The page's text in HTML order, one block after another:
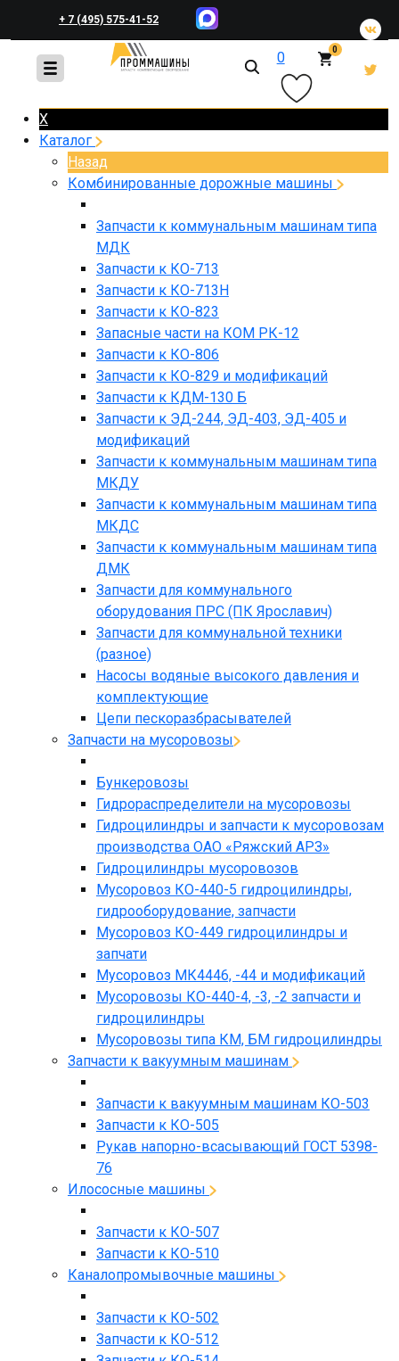
+ 7 (495) 575-41-52
+ 7 (495) 648-45-83 0 0
X
Каталог
Назад
Комбинированные дорожные машины
Запчасти к коммунальным машинам типа
МДК
Запчасти к КО-713
Запчасти к КО-713Н
Запчасти к КО-823
Запасные части на КОМ РК-12
Запчасти к КО-806
Запчасти к КО-829 и модификаций
Запчасти к КДМ-130 Б
Запчасти к ЭД-244, ЭД-403, ЭД-405 и
модификаций
Запчасти к коммунальным машинам типа
МКДУ
Запчасти к коммунальным машинам типа
МКДС
Запчасти к коммунальным машинам типа
ДМК
Запчасти для коммунального
оборудования ПРС (ПК Ярославич)
Запчасти для коммунальной техники
(разное)
Насосы водяные высокого давления и
комплектующие
Цепи пескоразбрасывателей
Запчасти на мусоровозы
Бункеровозы
Гидрораспределители на мусоровозы
Гидроцилиндры и запчасти к мусоровозам
производства ОАО «Ряжский АРЗ»
Гидроцилиндры мусоровозов
Мусоровоз КО-440-5 гидроцилиндры,
гидрооборудование, запчасти
Мусоровоз КО-449 гидроцилиндры и
запчати
Мусоровоз МК4446, -44 и модификаций
Мусоровозы КО-440-4, -3, -2 запчасти и
гидроцилиндры
Мусоровозы типа КМ, БМ гидроцилиндры
Запчасти к вакуумным машинам
Запчасти к вакуумным машинам КО-503
Запчасти к КО-505
Рукав напорно-всасывающий ГОСТ 5398-
76
Илососные машины
Запчасти к КО-507
Запчасти к КО-510
Каналопромывочные машины
Запчасти к КО-502
Запчасти к КО-512